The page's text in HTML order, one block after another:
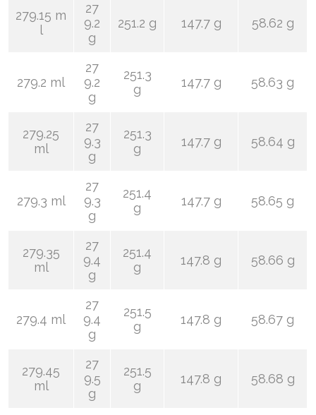
279.15 m
l
27
9.2
g
251.2 g 147.7 g 58.62 g
279.2 ml
27
9.2
g
251.3
g
147.7 g 58.63 g
279.25
ml
27
9.3
g
251.3
g
147.7 g 58.64 g
279.3 ml
27
9.3
g
251.4
g
147.7 g 58.65 g
279.35
ml
27
9.4
g
251.4
g
147.8 g 58.66 g
279.4 ml
27
9.4
g
251.5
g
147.8 g 58.67 g
279.45
ml
27
9.5
g
251.5
g
147.8 g 58.68 g